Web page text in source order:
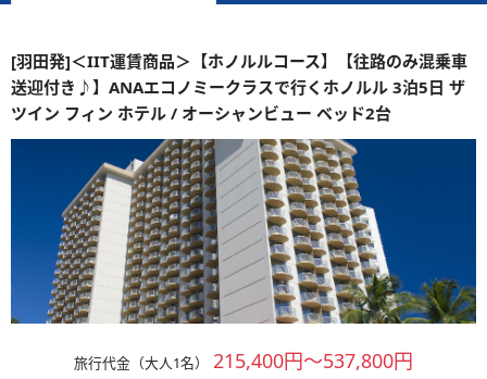
[羽田発]＜IIT運賃商品＞【ホノルルコース】【往路のみ混乗車
送迎付き♪】ANAエコノミークラスで行くホノルル 3泊5日 ザ
ツイン フィン ホテル / オーシャンビュー ベッド2台
旅行代金（大人1名） 215,400円～537,800円